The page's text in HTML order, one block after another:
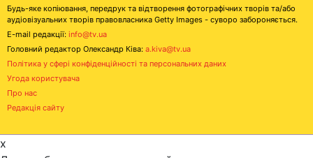
Будь-яке копіювання, передрук та відтворення фотографічних творів та/або
аудіовізуальних творів правовласника Getty Images - суворо забороняється.
E-mail редакції: info@tv.ua
Головний редактор Олександр Ківа: a.kiva@tv.ua
Політика у сфері конфіденційності та персональних даних
Угода користувача
Про нас
Редакція сайту
x